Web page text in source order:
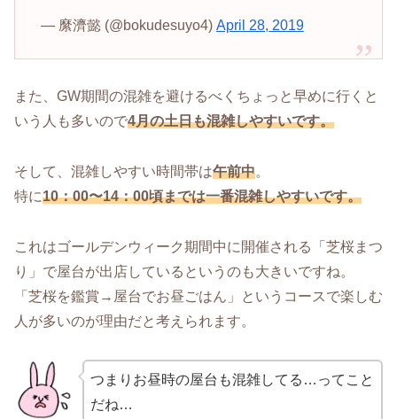
— 縻濟懿 (@bokudesuyo4) April 28, 2019
また、GW期間の混雑を避けるべくちょっと早めに行くと
いう人も多いので4月の土日も混雑しやすいです。
そして、混雑しやすい時間帯は午前中。
特に10：00〜14：00頃までは一番混雑しやすいです。
これはゴールデンウィーク期間中に開催される「芝桜まつ
り」で屋台が出店しているというのも大きいですね。
「芝桜を鑑賞→屋台でお昼ごはん」というコースで楽しむ
人が多いのが理由だと考えられます。
つまりお昼時の屋台も混雑してる…ってこと
だね…